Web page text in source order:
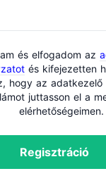
és elfogadom az
és kifejezetten
hogy az adatkezelő
juttasson el a
elérhetőségeimen.
Regisztráció